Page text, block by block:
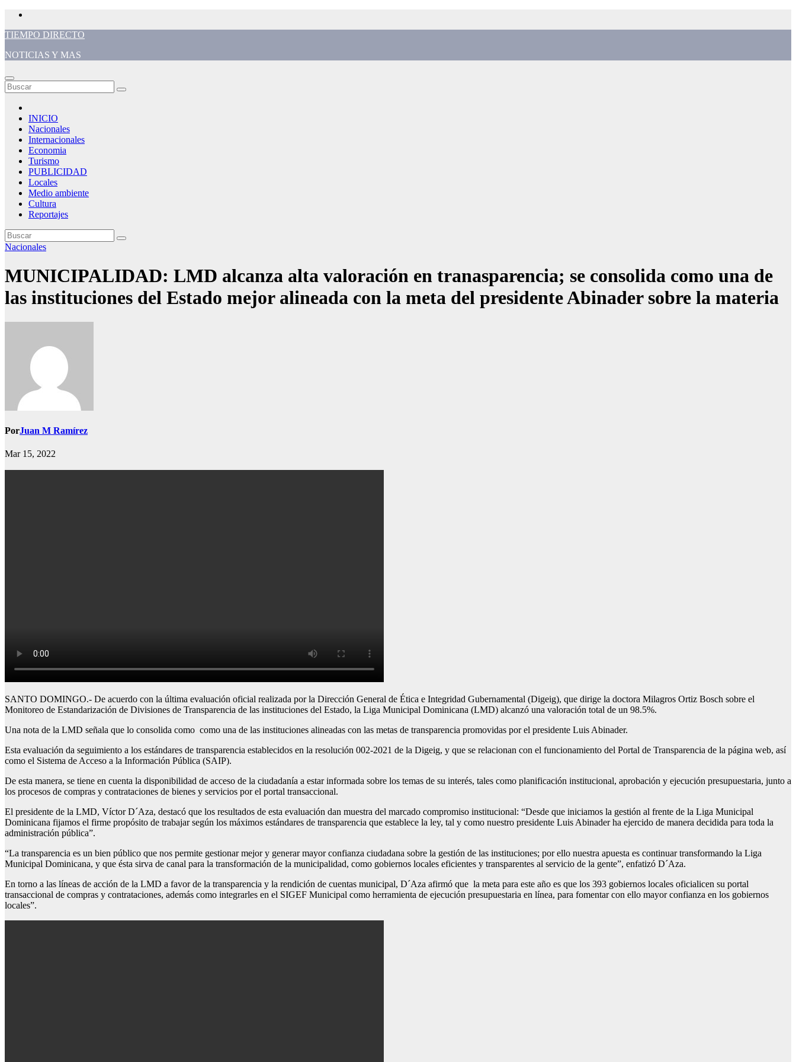
Saltar
contenido
TIEMPO DIRECTO
NOTICIAS Y MAS
INICIO
Nacionales
Internacionales
Economia
Turismo
PUBLICIDAD
Locales
Medio ambiente
Cultura
Reportajes
Nacionales
MUNICIPALIDAD: LMD alcanza alta valoración en tranasparencia; se consolida como una de
las instituciones del Estado mejor alineada con la meta del presidente Abinader sobre la materia
PorJuan M Ramírez
Mar 15, 2022
SANTO DOMINGO.- De acuerdo con la última evaluación oficial realizada por la Dirección General de Ética e Integridad Gubernamental (Digeig), que dirige la doctora Milagros Ortiz Bosch sobre el
Monitoreo de Estandarización de Divisiones de Transparencia de las instituciones del Estado, la Liga Municipal Dominicana (LMD) alcanzó una valoración total de un 98.5%.
Una nota de la LMD señala que lo consolida como como una de las instituciones alineadas con las metas de transparencia promovidas por el presidente Luis Abinader.
Esta evaluación da seguimiento a los estándares de transparencia establecidos en la resolución 002-2021 de la Digeig, y que se relacionan con el funcionamiento del Portal de Transparencia de la página web, así
como el Sistema de Acceso a la Información Pública (SAIP).
De esta manera, se tiene en cuenta la disponibilidad de acceso de la ciudadanía a estar informada sobre los temas de su interés, tales como planificación institucional, aprobación y ejecución presupuestaria, junto a
los procesos de compras y contrataciones de bienes y servicios por el portal transaccional.
El presidente de la LMD, Víctor D´Aza, destacó que los resultados de esta evaluación dan muestra del marcado compromiso institucional: “Desde que iniciamos la gestión al frente de la Liga Municipal
Dominicana fijamos el firme propósito de trabajar según los máximos estándares de transparencia que establece la ley, tal y como nuestro presidente Luis Abinader ha ejercido de manera decidida para toda la
administración pública”.
“La transparencia es un bien público que nos permite gestionar mejor y generar mayor confianza ciudadana sobre la gestión de las instituciones; por ello nuestra apuesta es continuar transformando la Liga
Municipal Dominicana, y que ésta sirva de canal para la transformación de la municipalidad, como gobiernos locales eficientes y transparentes al servicio de la gente”, enfatizó D´Aza.
En torno a las líneas de acción de la LMD a favor de la transparencia y la rendición de cuentas municipal, D´Aza afirmó que la meta para este año es que los 393 gobiernos locales oficialicen su portal
transaccional de compras y contrataciones, además como integrarles en el SIGEF Municipal como herramienta de ejecución presupuestaria en línea, para fomentar con ello mayor confianza en los gobiernos
locales”.